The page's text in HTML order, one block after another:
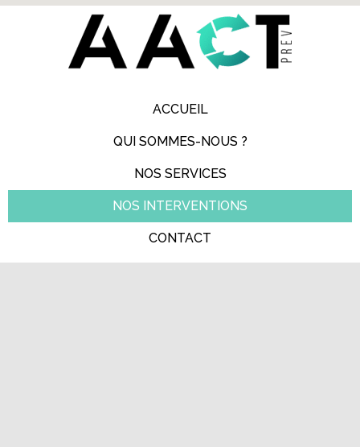
ACCUEIL
QUI SOMMES-NOUS ?
NOS SERVICES
NOS INTERVENTIONS
CONTACT